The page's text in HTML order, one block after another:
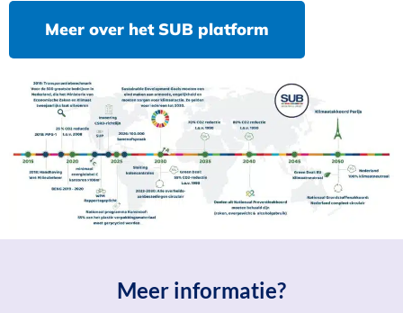
Meer over het SUB platform
Meer informatie?